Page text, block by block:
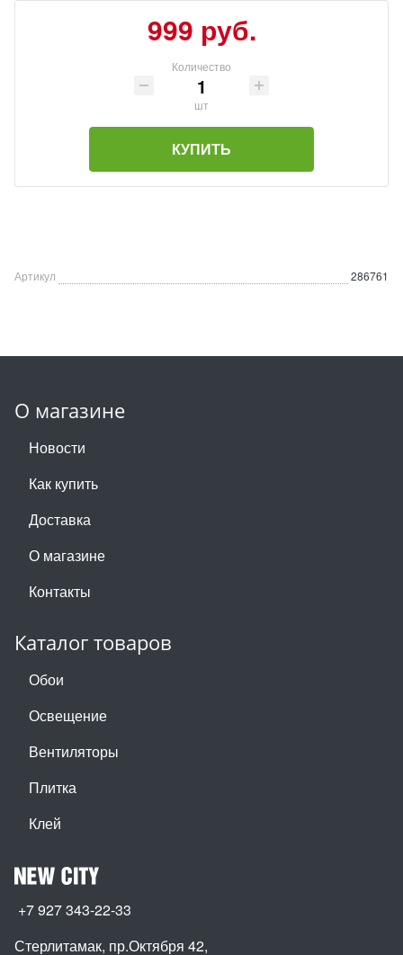
999 руб.
Количество
шт
КУПИТЬ
Артикул 286761
О магазине
Новости
Как купить
Доставка
О магазине
Контакты
Каталог товаров
Обои
Освещение
Вентиляторы
Плитка
Клей
+7 927 343-22-33
Стерлитамак, пр.Октября 42,